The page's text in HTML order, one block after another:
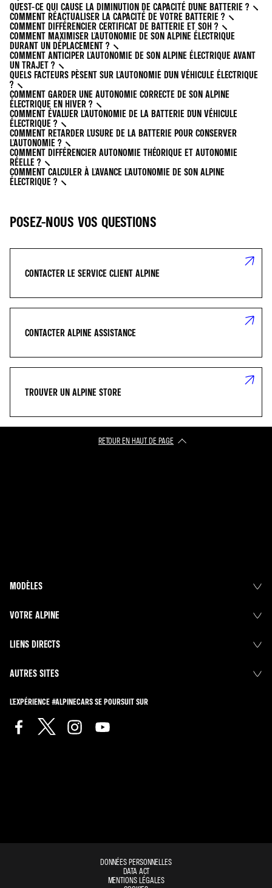
QU'EST-CE QUI CAUSE LA DIMINUTION DE CAPACITÉ D'UNE BATTERIE ?
COMMENT RÉACTUALISER LA CAPACITÉ DE VOTRE BATTERIE ?
COMMENT DIFFÉRENCIER CERTIFICAT DE BATTERIE ET SOH ?
COMMENT MAXIMISER L'AUTONOMIE DE SON ALPINE ÉLECTRIQUE
DURANT UN DÉPLACEMENT ?
COMMENT ANTICIPER L'AUTONOMIE DE SON ALPINE ÉLECTRIQUE AVANT
UN TRAJET ?
QUELS FACTEURS PÈSENT SUR L'AUTONOMIE D'UN VÉHICULE ÉLECTRIQUE
?
COMMENT GARDER UNE AUTONOMIE CORRECTE DE SON ALPINE
ÉLECTRIQUE EN HIVER ?
COMMENT ÉVALUER L'AUTONOMIE DE LA BATTERIE D'UN VÉHICULE
ÉLECTRIQUE ?
COMMENT RETARDER L'USURE DE LA BATTERIE POUR CONSERVER
L'AUTONOMIE ?
COMMENT DIFFÉRENCIER AUTONOMIE THÉORIQUE ET AUTONOMIE
RÉELLE ?
COMMENT CALCULER À L'AVANCE L'AUTONOMIE DE SON ALPINE
ÉLECTRIQUE ?
POSEZ-NOUS VOS QUESTIONS
CONTACTER LE SERVICE CLIENT ALPINE
CONTACTER ALPINE ASSISTANCE
TROUVER UN ALPINE STORE
RETOUR EN HAUT DE PAGE
MODÈLES
VOTRE ALPINE
LIENS DIRECTS
AUTRES SITES
L'EXPÉRIENCE #ALPINECARS SE POURSUIT SUR
DONNÉES PERSONNELLES
DATA ACT
MENTIONS LÉGALES